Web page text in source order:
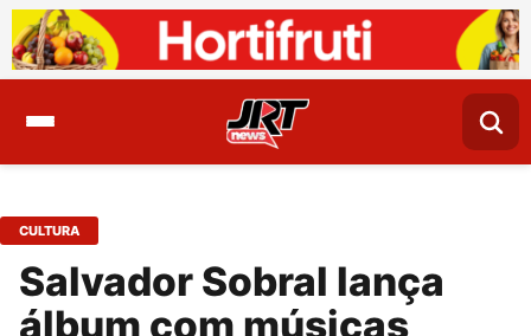
CULTURA
Salvador Sobral lança
álbum com músicas